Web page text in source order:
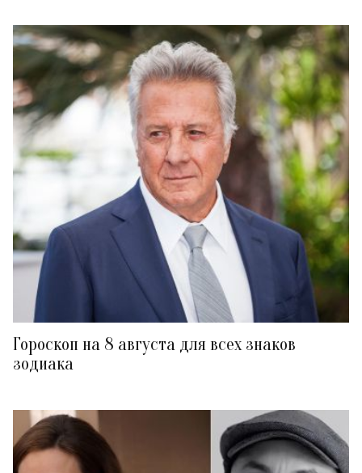
Гороскоп на 8 августа для всех знаков
зодиака